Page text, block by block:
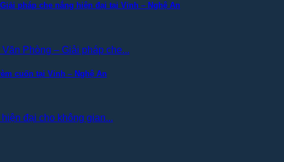
pháp che nắng hiện đại tại Vinh – Nghệ An
Phòng – Giải pháp che...
cuốn tại Vinh – Nghệ An
đại cho không gian...